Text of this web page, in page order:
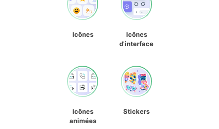
Icônes
Icônes
d'interface
Icônes
animées
Stickers